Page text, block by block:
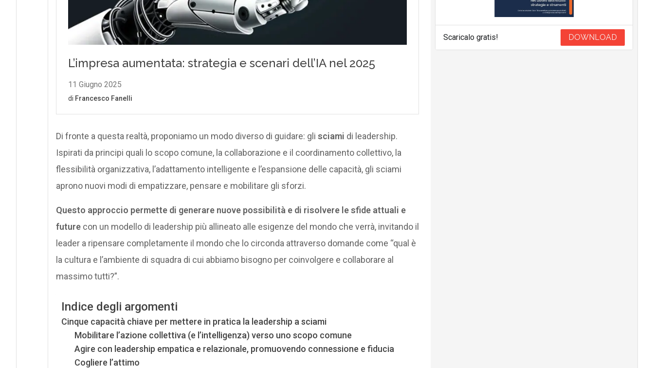
Di fronte a questa realtà, proponiamo un modo diverso di guidare: gli sciami di leadership.
Ispirati da principi quali lo scopo comune, la collaborazione e il coordinamento collettivo, la
flessibilità organizzativa, l’adattamento intelligente e l’espansione delle capacità, gli sciami
aprono nuovi modi di empatizzare, pensare e mobilitare gli sforzi.
Questo approccio permette di generare nuove possibilità e di risolvere le sfide attuali e
future con un modello di leadership più allineato alle esigenze del mondo che verrà, invitando il
leader a ripensare completamente il mondo che lo circonda attraverso domande come “qual è
la cultura e l’ambiente di squadra di cui abbiamo bisogno per coinvolgere e collaborare al
massimo tutti?”.
Indice degli argomenti
Cinque capacità chiave per mettere in pratica la leadership a sciami
Mobilitare l’azione collettiva (e l’intelligenza) verso uno scopo comune
Agire con leadership empatica e relazionale, promuovendo connessione e fiducia
Cogliere l’attimo
Scaricalo gratis! DOWNLOAD